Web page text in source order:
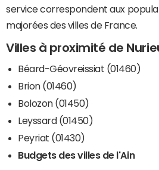
service correspondent aux
majorées des villes de France.
Villes à proximité de
Béard-Géovreissiat (01460)
Brion (01460)
Bolozon (01450)
Leyssard (01450)
Peyriat (01430)
Budgets des villes de l'Ain